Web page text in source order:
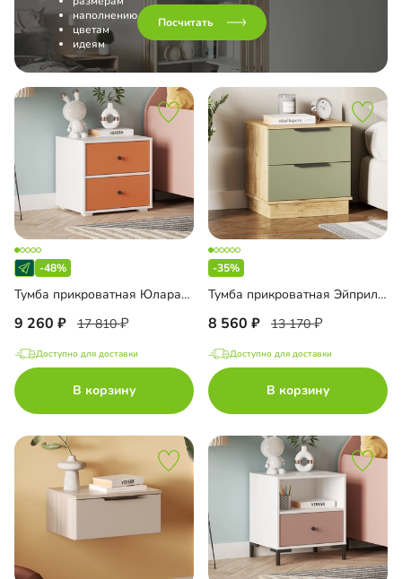
наполнению
цветам
идеям
Посчитать
-48%
Тумба прикроватная Юлара-3Н
9 260 17 810
Доступно для доставки
В корзину
-35%
Тумба прикроватная Эйприл-1
8 560 13 170
Доступно для доставки
В корзину